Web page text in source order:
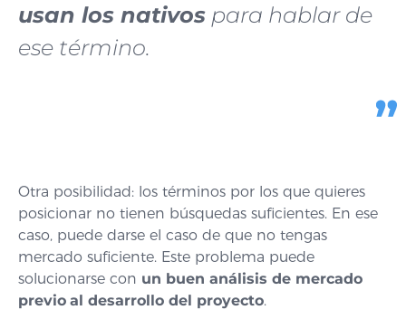
usan los nativos para hablar de
ese término.
Otra posibilidad: los términos por los que quieres
posicionar no tienen búsquedas suficientes. En ese
caso, puede darse el caso de que no tengas
mercado suficiente. Este problema puede
solucionarse con un buen análisis de mercado
previo al desarrollo del proyecto.